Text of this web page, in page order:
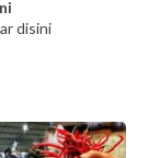
disini